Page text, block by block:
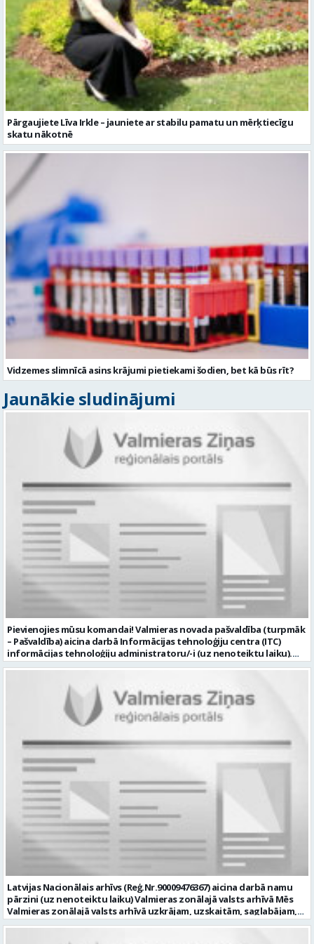
Pārgaujiete Līva Irkle – jauniete ar stabilu pamatu un mērķtiecīgu
skatu nākotnē
Vidzemes slimnīcā asins krājumi pietiekami šodien, bet kā būs rīt?
Jaunākie sludinājumi
Pievienojies mūsu komandai! Valmieras novada pašvaldība (turpmāk
– Pašvaldība) aicina darbā Informācijas tehnoloģiju centra (ITC)
informācijas tehnoloģiju administratoru/-i (uz nenoteiktu laiku).
Darba vieta: Rūjienas un Naukšēnu apvienību teritorijās Ja Tev ir
(turpmāk – IKT) saistīto problēmu pieteikumu pārvaldību un
operatīvu risināšanu; nodrošināt datortehnikas lietotāju atbalstu
un ar to saistīto problēmsituāciju risināšanu; uzstādīt, konfigurēt,
diagnosticēt un modernizēt Pašvaldības iestāžu datortehniku,
datortīklus un programmatūru, novērst kļūmes to darbībā;
kontrolēt ārējo pakalpojumu sniedzēju darbu izpildi Pašvaldības
iestādēs infrastruktūras uzturēšanā; sagatavot priekšlikumus par
IKT nomaiņu un efektīvāku izmantošanu; un ja Tev ir: vismaz vidējā
profesionālā izglītība informācijas tehnoloģiju jomā; darba
pieredze (ar informācijas tehnoloģijām saistītā jomā); izpratne par
datortehnikas un biroja tehnikas uzbūvi un problēmu risināšanas
secību; izpratne par datortīkla uzbūvi, tīkla iekārtu darbības
principiem; valsts valodas prasmes atbilstoši Valsts valodas likuma
prasībām; kompetences: ļoti labas organizatoriskās un saskarsmes
spējas, argumentācijas prasme; prasme patstāvīgi pieņemt
lēmumus; analītiskās spējas; augsta atbildības sajūta; precizitāte;
spēja strādāt individuāli un komandā; pašiniciatīva un spēja meklēt
un piedāvāt jaunus risinājumus; mēs piedāvājam: dinamisku,
interesantu un atbildīgu darbu un ideju īstenošanas iespējas uz
attīstību vērstā Pašvaldībā; pamatalgu pārbaudes laikā 1258,- EUR
pirms nodokļu nomaksas, pēc pārbaudes laika 1310,- EUR pirms
nodokļu nomaksas; iespēju saņemt atvaļinājuma pabalstu darba un
Latvijas Nacionālais arhīvs (Reģ.Nr.90009476367) aicina darbā namu
pārzini (uz nenoteiktu laiku) Valmieras zonālajā valsts arhīvā Mēs
Valmieras zonālajā valsts arhīvā uzkrājam, uzskaitām, saglabājam,
darām pieejamu un popularizējam nacionālo dokumentāro